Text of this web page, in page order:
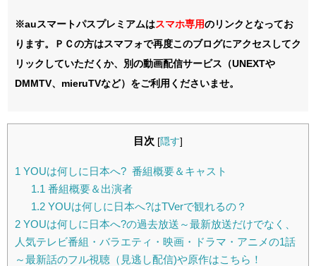
※auスマートパスプレミアムはスマホ専用のリンクとなってお
ります。ＰＣの方はスマフォで再度このブログにアクセスしてク
リックしていただくか、別の動画配信サービス（UNEXTや
DMMTV、mieruTVなど）をご利用くださいませ。
目次 [隠す]
1 YOUは何しに日本へ? 番組概要＆キャスト
1.1 番組概要＆出演者
1.2YOUは何しに日本へ?はTVerで観れるの？
2 YOUは何しに日本へ?の過去放送～最新放送だけでなく、
人気テレビ番組・バラエティ・映画・ドラマ・アニメの1話
～最新話のフル視聴（見逃し配信)や原作はこちら！